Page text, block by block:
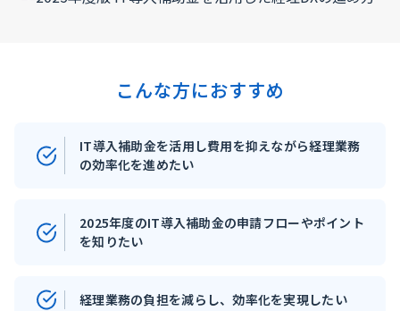
こんな方におすすめ
IT導入補助金を活用し費用を抑えながら経理業務
の効率化を進めたい
2025年度のIT導入補助金の申請フローやポイント
を知りたい
経理業務の負担を減らし、効率化を実現したい